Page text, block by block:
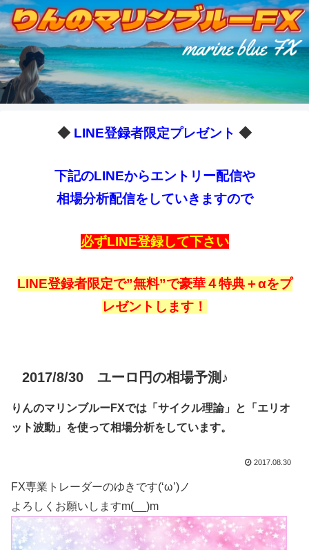
◆ LINE登録者限定プレゼント ◆
下記のLINEからエントリー配信や
相場分析配信をしていきますので
必ずLINE登録して下さい
LINE登録者限定で”無料”で豪華４特典＋αをプ
レゼントします！
2017/8/30 ユーロ円の相場予測♪
りんのマリンブルーFXでは「サイクル理論」と「エリオ
ット波動」を使って相場分析をしています。
2017.08.30
FX専業トレーダーのゆきです(‘ω’)ノ
よろしくお願いしますm(__)m